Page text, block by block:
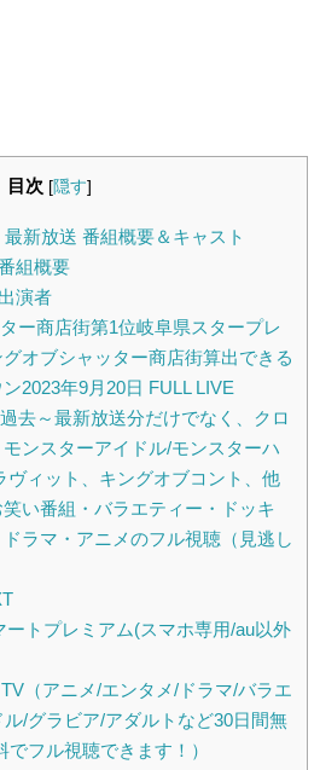
目次 [隠す]
新放送 番組概要＆キャスト
組概要
演者
ー商店街第1位岐阜県スタープレ
オブシャッター商店街算出できる
2023年9月20日 FULL LIVE
去～最新放送分だけでなく、クロ
ンスターアイドル/モンスターハ
ヴィット、キングオブコント、他
い番組・バラエティー・ドッキ
ラマ・アニメのフル視聴（見逃し
トプレミアム(スマホ専用/au以外
（アニメ/エンタメ/ドラマ/バラエ
/グラビア/アダルトなど30日間無
フル視聴できます！）